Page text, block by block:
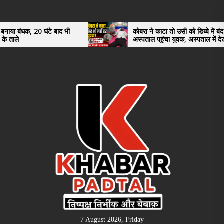
the
content
भी
कोबरा ने काटा तो उसी को डिब्बे में बंद कर
अस्पताल पहुंचा युवक, अस्पताल में देखकर डॉक्टर
भी रह गए हैरान
7 August 2026, Friday